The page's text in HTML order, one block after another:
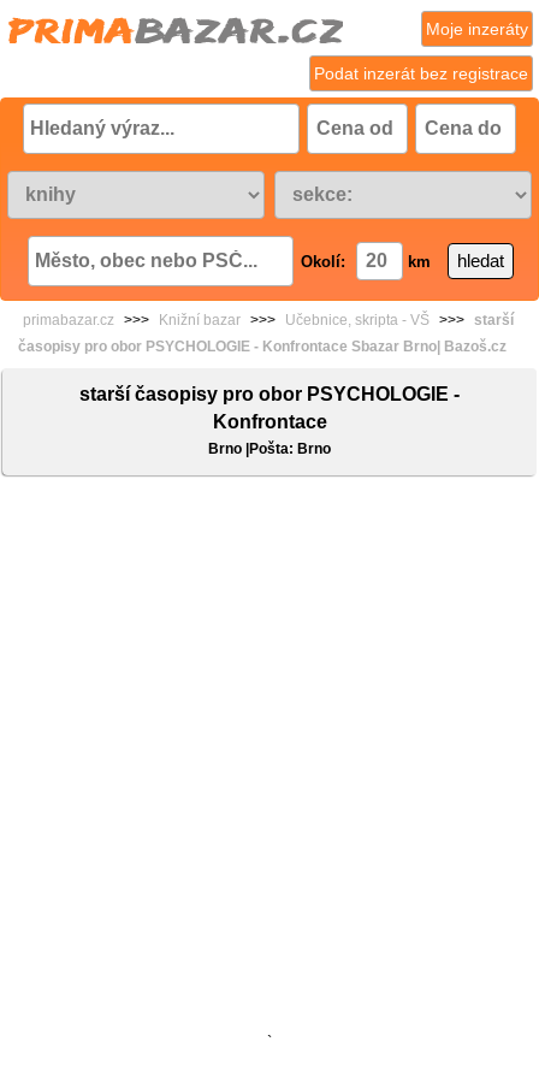
Podat inzerát bez registrace
Moje inzeráty
Okolí: km
primabazar.cz >>> Knižní bazar >>> Učebnice, skripta - VŠ >>> starší
časopisy pro obor PSYCHOLOGIE - Konfrontace Sbazar Brno| Bazoš.cz
starší časopisy pro obor PSYCHOLOGIE -
Konfrontace
Brno |Pošta: Brno
`